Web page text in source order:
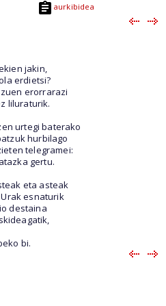
aurkibidea
jakin,
erdietsi?
erorrarazi
liluraturik.
urtegi baterako
hurbilago
telegramei:
gertu.
eta asteak
esnaturik
destaina
bi.